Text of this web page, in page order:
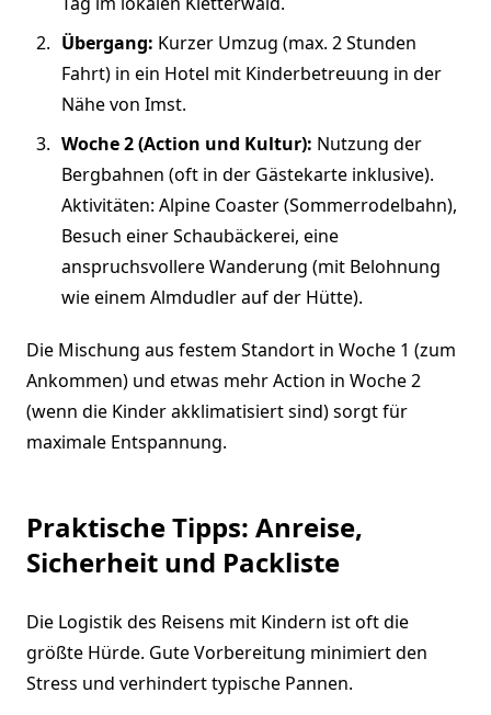
Übergang: Kurzer Umzug (max. 2 Stunden
Fahrt) in ein Hotel mit Kinderbetreuung in der
Nähe von Imst.
Woche 2 (Action und Kultur): Nutzung der
Bergbahnen (oft in der Gästekarte inklusive).
Aktivitäten: Alpine Coaster (Sommerrodelbahn),
Besuch einer Schaubäckerei, eine
anspruchsvollere Wanderung (mit Belohnung
wie einem Almdudler auf der Hütte).
Die Mischung aus festem Standort in Woche 1 (zum
Ankommen) und etwas mehr Action in Woche 2
(wenn die Kinder akklimatisiert sind) sorgt für
maximale Entspannung.
Praktische Tipps: Anreise,
Sicherheit und Packliste
Die Logistik des Reisens mit Kindern ist oft die
größte Hürde. Gute Vorbereitung minimiert den
Stress und verhindert typische Pannen.